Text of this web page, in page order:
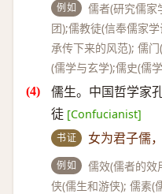
例如
儒者(研究儒家
团);儒教徒(信奉儒家
承传下来的风范); 儒
(儒学与玄学);儒史(儒
儒生。中国哲学家
徒 [Confucianist]
书证 女为君子儒
例如
儒效(儒者的效
侠(儒生和游侠); 儒素(